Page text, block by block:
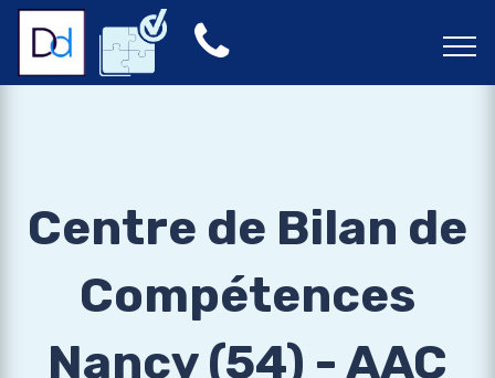
Centre de Bilan de
Compétences
Nancy (54) - AAC